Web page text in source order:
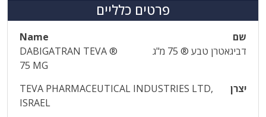
פרטים כלליים
שם
Name
דביגאטרן טבע ® 75 מ"ג
DABIGATRAN TEVA ®
75 MG
יצרן
TEVA PHARMACEUTICAL INDUSTRIES LTD,
ISRAEL